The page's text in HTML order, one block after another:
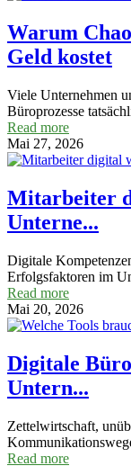
Warum
Geld kostet
Viele Unternehmen
Büroprozesse
Read more
Mai 27, 2026
Mitarbeiter
Unterne...
Digitale
Erfolgsfaktoren im
Read more
Mai 20, 2026
Digitale
Untern...
Zettelwirtschaft,
Read more